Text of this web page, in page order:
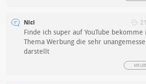
Nici
Finde ich super auf YouTube
Thema Werbung die sehr
darstellt